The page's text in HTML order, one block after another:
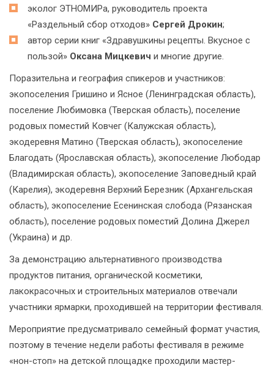
эколог ЭТНОМИРа, руководитель проекта
«Раздельный сбор отходов» Сергей Дрокин;
автор серии книг «Здравушкины рецепты. Вкусное с
пользой» Оксана Мицкевич и многие другие.
Поразительна и география спикеров и участников:
экопоселения Гришино и Ясное (Ленинградская область),
поселение Любимовка (Тверская область), поселение
родовых поместий Ковчег (Калужская область),
экодеревня Матино (Тверская область), экопоселение
Благодать (Ярославская область), экопоселение Любодар
(Владимирская область), экопоселение Заповедный край
(Карелия), экодеревня Верхний Березник (Архангельская
область), экопоселение Есенинская слобода (Рязанская
область), поселение родовых поместий Долина Джерел
(Украина) и др.
За демонстрацию альтернативного производства
продуктов питания, органической косметики,
лакокрасочных и строительных материалов отвечали
участники ярмарки, проходившей на территории фестиваля.
Мероприятие предусматривало семейный формат участия,
поэтому в течение недели работы фестиваля в режиме
«нон-стоп» на детской площадке проходили мастер-